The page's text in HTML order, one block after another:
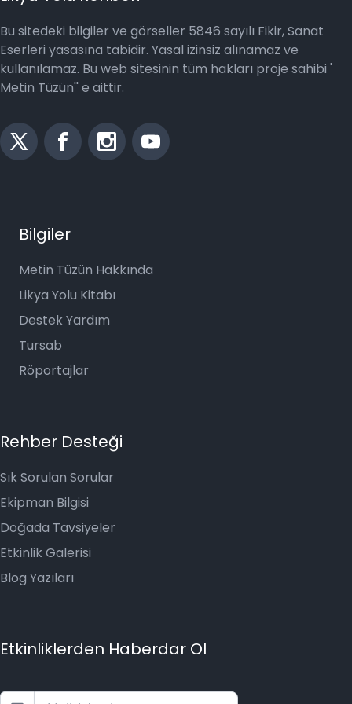
Bu sitedeki bilgiler ve görseller 5846 sayılı Fikir, Sanat
Eserleri yasasına tabidir. Yasal izinsiz alınamaz ve
kullanılamaz. Bu web sitesinin tüm hakları proje sahibi '
Metin Tüzün'' e aittir.
Bilgiler
Metin Tüzün Hakkında
Likya Yolu Kitabı
Destek Yardım
Tursab
Röportajlar
Rehber Desteği
Sık Sorulan Sorular
Ekipman Bilgisi
Doğada Tavsiyeler
Etkinlik Galerisi
Blog Yazıları
Etkinliklerden Haberdar Ol